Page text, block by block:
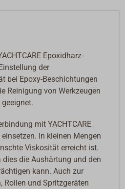
Epoxidharz-
der
bei Epoxy-Beschichtungen
Reinigung von Werkzeugen
mit YACHTCARE
In kleinen Mengen
Viskosität erreicht ist.
dies die Aushärtung und den
kann. Auch zur
Rollen und Spritzgeräten